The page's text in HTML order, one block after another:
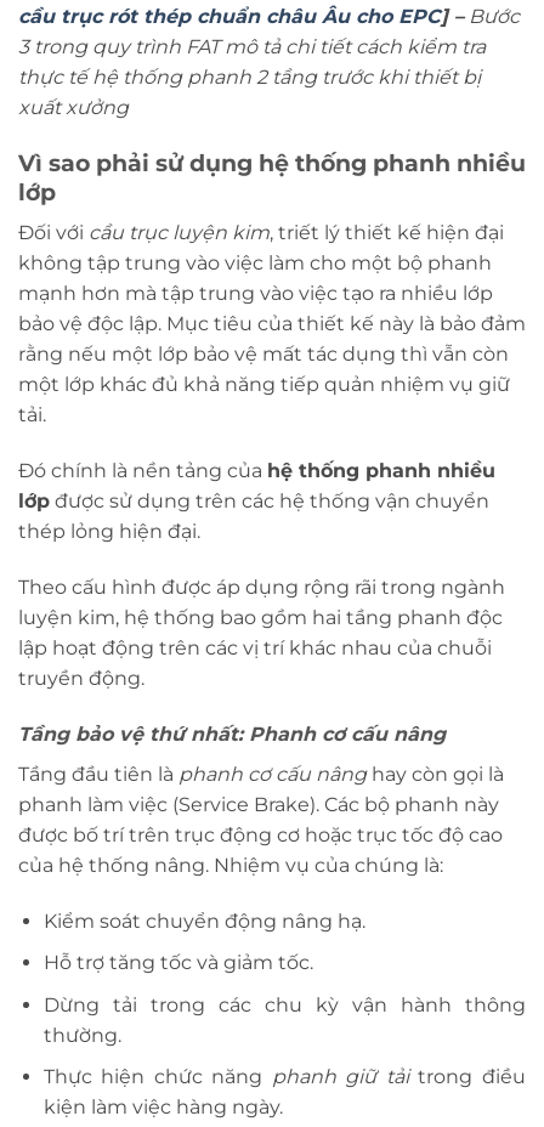
cầu trục rót thép chuẩn châu Âu cho EPC] –Bước
3 trong quy trình FAT mô tả chi tiết cách kiểm tra
thực tế hệ thống phanh 2 tầng trước khi thiết bị
xuất xưởng
Vì sao phải sử dụng hệ thống phanh nhiều
lớp
Đối với cầu trục luyện kim, triết lý thiết kế hiện đại
không tập trung vào việc làm cho một bộ phanh
mạnh hơn mà tập trung vào việc tạo ra nhiều lớp
bảo vệ độc lập. Mục tiêu của thiết kế này là bảo đảm
rằng nếu một lớp bảo vệ mất tác dụng thì vẫn còn
một lớp khác đủ khả năng tiếp quản nhiệm vụ giữ
tải.
Đó chính là nền tảng của hệ thống phanh nhiều
lớp được sử dụng trên các hệ thống vận chuyển
thép lỏng hiện đại.
Theo cấu hình được áp dụng rộng rãi trong ngành
luyện kim, hệ thống bao gồm hai tầng phanh độc
lập hoạt động trên các vị trí khác nhau của chuỗi
truyền động.
Tầng bảo vệ thứ nhất: Phanh cơ cấu nâng
Tầng đầu tiên là phanh cơ cấu nânghay còn gọi là
phanh làm việc (Service Brake). Các bộ phanh này
được bố trí trên trục động cơ hoặc trục tốc độ cao
của hệ thống nâng. Nhiệm vụ của chúng là:
Kiểm soát chuyển động nâng hạ.
Hỗ trợ tăng tốc và giảm tốc.
Dừng tải trong các chu kỳ vận hành thông
thường.
Thực hiện chức năng phanh giữ tảitrong điều
kiện làm việc hàng ngày.